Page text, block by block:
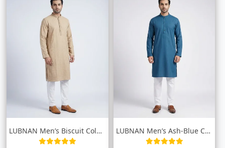
LUBNAN Men’s Biscuit Color Regular Fit P... LUBNAN Men’s Ash-Blue Color Slim Fit Pre...